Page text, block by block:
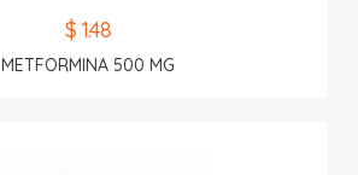
$ 1.48
METFORMINA 500 MG